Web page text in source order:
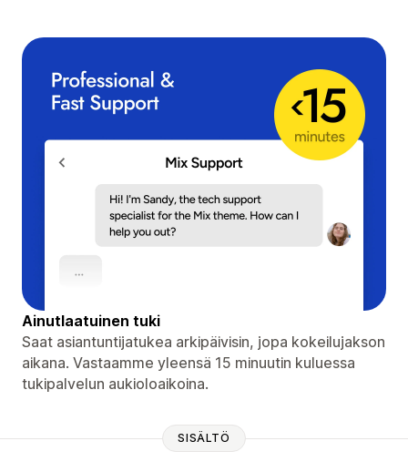
Ainutlaatuinen tuki
Saat asiantuntijatukea arkipäivisin, jopa kokeilujakson
aikana. Vastaamme yleensä 15 minuutin kuluessa
tukipalvelun aukioloaikoina.
SISÄLTÖ